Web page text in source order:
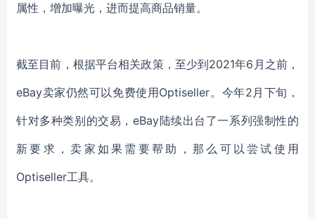
属性，增加曝光，进而提高商品销量。
截至目前，根据平台相关政策，至少到2021年6月之前，
eBay卖家仍然可以免费使用Optiseller。今年2月下旬，
针对多种类别的交易，eBay陆续出台了一系列强制性的
新要求，卖家如果需要帮助，那么可以尝试使用
Optiseller工具。